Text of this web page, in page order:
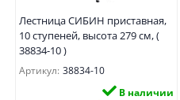
Лестница СИБИН приставная,
10 ступеней, высота 279 см, (
38834-10 )
Артикул: 38834-10
В наличии